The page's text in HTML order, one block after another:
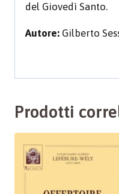
del Giovedì Santo.
Autore: Gilberto
Prodotti